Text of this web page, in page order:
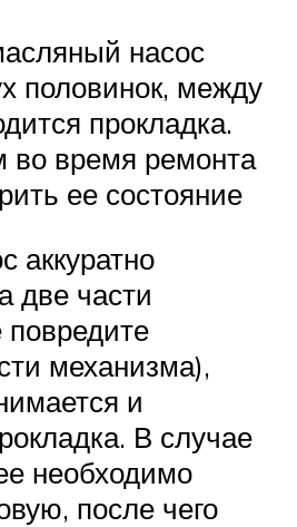
насос
половинок, между
прокладка.
время ремонта
ее состояние
аккуратно
две части
повредите
механизма),
и
В случае
необходимо
после чего